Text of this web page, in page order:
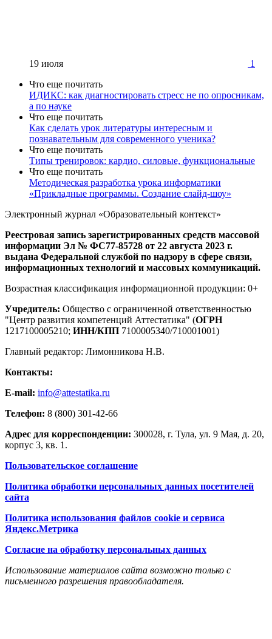
19 июля
1
Что еще почитать
ИДИКС: как диагностировать стресс не по опросникам,
а по науке
Что еще почитать
Как сделать урок литературы интересным и
познавательным для современного ученика?
Что еще почитать
Типы тренировок: кардио, силовые, функциональные
Что еще почитать
Методическая разработка урока информатики
«Прикладные программы. Создание слайд-шоу»
Электронный журнал «Образовательный контекст»
Реестровая запись зарегистрированных средств массовой
информации Эл № ФС77-85728 от 22 августа 2023 г.
выдана Федеральной службой по надзору в сфере связи,
информационных технологий и массовых коммуникаций.
Возрастная классификация информационной продукции: 0+
Учредитель: Общество с ограниченной ответственностью
"Центр развития компетенций Аттестатика" (ОГРН
1217100005210; ИНН/КПП 7100005340/710001001)
Главный редактор: Лимонникова Н.В.
Контакты:
E-mail: info@attestatika.ru
Телефон: 8 (800) 301-42-66
Адрес для корреспонденции: 300028, г. Тула, ул. 9 Мая, д. 20,
корпус 3, кв. 1.
Пользовательское соглашение
Политика обработки персональных данных посетителей
сайта
Политика использования файлов cookie и сервиса
Яндекс.Метрика
Согласие на обработку персональных данных
Использование материалов сайта возможно только с
письменного разрешения правообладателя.